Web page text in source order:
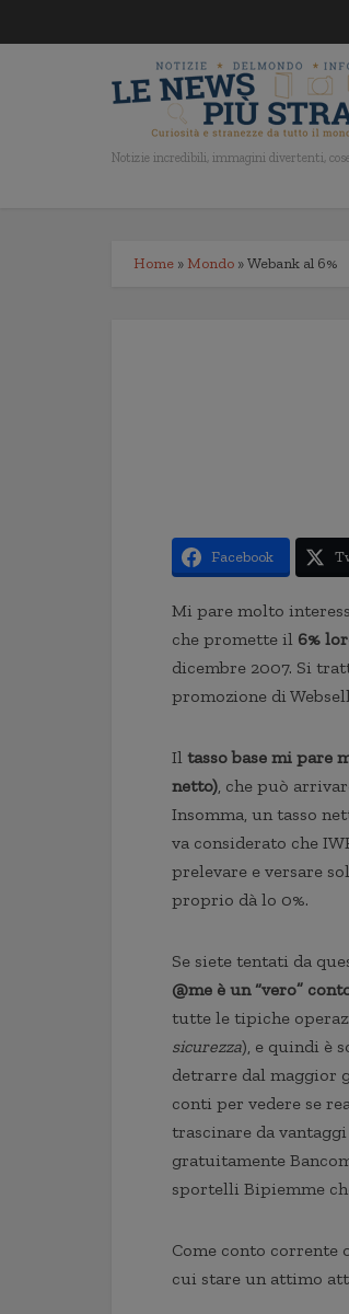
Notizie incredibili, immagini divertenti,
Home » Mondo »Webank al 6%
Facebook
Mi pare molto
che promette il 6%
dicembre 2007. Si
promozione di
Il tasso base mi pare
netto), che può
Insomma, un tasso
va considerato che
prelevare e versare
proprio dà lo 0%.
Se siete tentati da
@me è un “vero”
tutte le tipiche
sicurezza), e quindi è
detrarre dal maggior
conti per vedere se
trascinare da
gratuitamente
sportelli Bipiemme
Come conto corrente
cui stare un attimo